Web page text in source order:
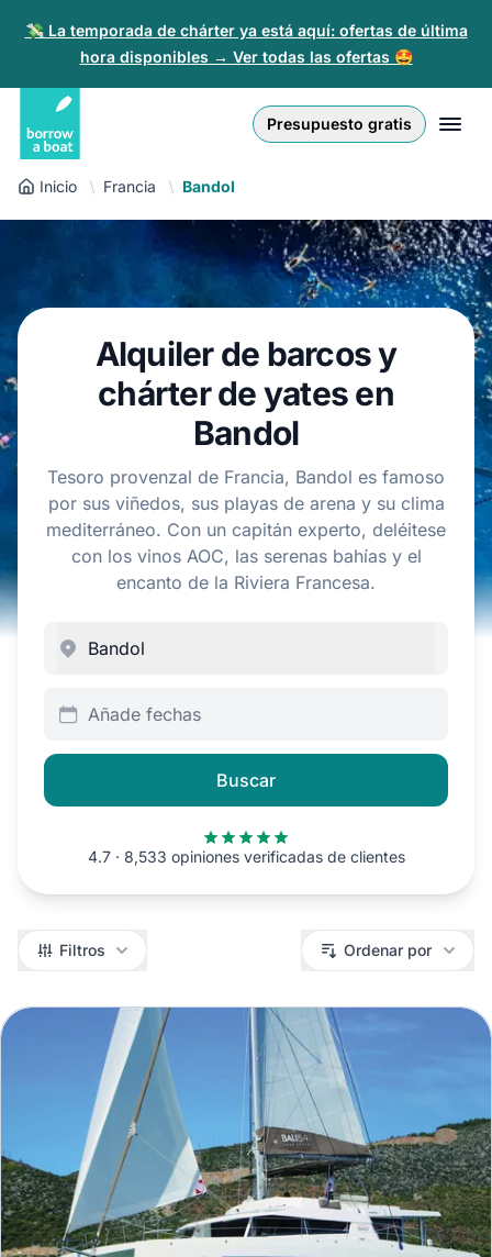
💸 La temporada de chárter ya está aquí: ofertas de última
hora disponibles → Ver todas las ofertas 🤩
Presupuesto gratis
Iniciar sesión
Regístrate
Para partners
EUR
Złoty
English (UK)
Nederlands
Español
Français
Polski
Inicio Francia Bandol
Alquiler de barcos y
chárter de yates en
Bandol
Tesoro provenzal de Francia, Bandol es famoso
por sus viñedos, sus playas de arena y su clima
mediterráneo. Con un capitán experto, deléitese
con los vinos AOC, las serenas bahías y el
encanto de la Riviera Francesa.
Añade fechas
Buscar
4.7 · 8,533 opiniones verificadas de clientes
Filtros Filtros Ordenar por